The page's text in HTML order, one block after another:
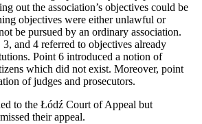
out the association’s objectives could be
objectives were either unlawful or
be pursued by an ordinary association.
and 4 referred to objectives already
Point 6 introduced a notion of
which did not exist. Moreover, point
of judges and prosecutors.
to the Łódź Court of Appeal but
their appeal.